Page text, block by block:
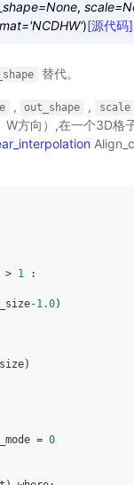
=None, scale=
='NCDHW')[源代码]
替代。
, out_shape , scale
方向）,在一个3D格
> 1 :
-1.0)
)
= 0